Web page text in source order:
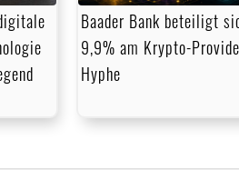
Baader Bank beteiligt
9,9% am Krypto-
Hyphe